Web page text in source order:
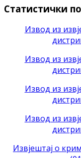
Статистички
Извод из
Извод из
Извод из
Извод из
Извјештај о